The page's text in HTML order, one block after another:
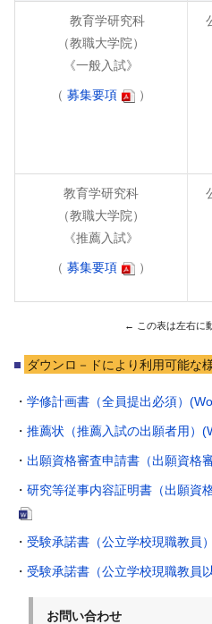
教育学研究科
（教職大学院）
《一般入試》
（募集要項 ）
教育学研究科
（教職大学院）
《推薦入試》
（募集要項 ）
ダウンロ－ドにより利用可能な
・ 学修計画書（全員提出必須）
・ 推薦状（推薦入試の出願者用）
・ 出願資格審査申請書（出願資格
・ 研究等従事内容証明書（出願資
・ 受験承諾書（公立学校現職教員
・ 受験承諾書（公立学校現職教員
お問い合わせ